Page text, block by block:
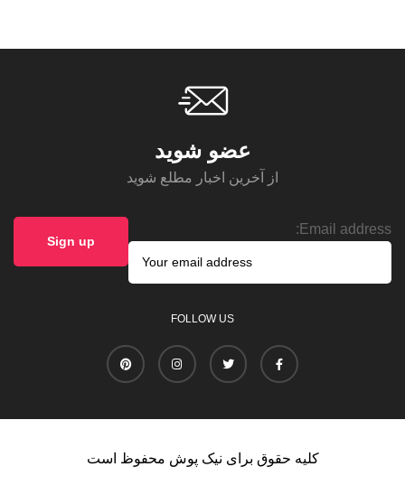
عضو شوید
از آخرین اخبار مطلع شوید
Email address:
FOLLOW US
کلیه حقوق برای نیک پوش محفوظ است